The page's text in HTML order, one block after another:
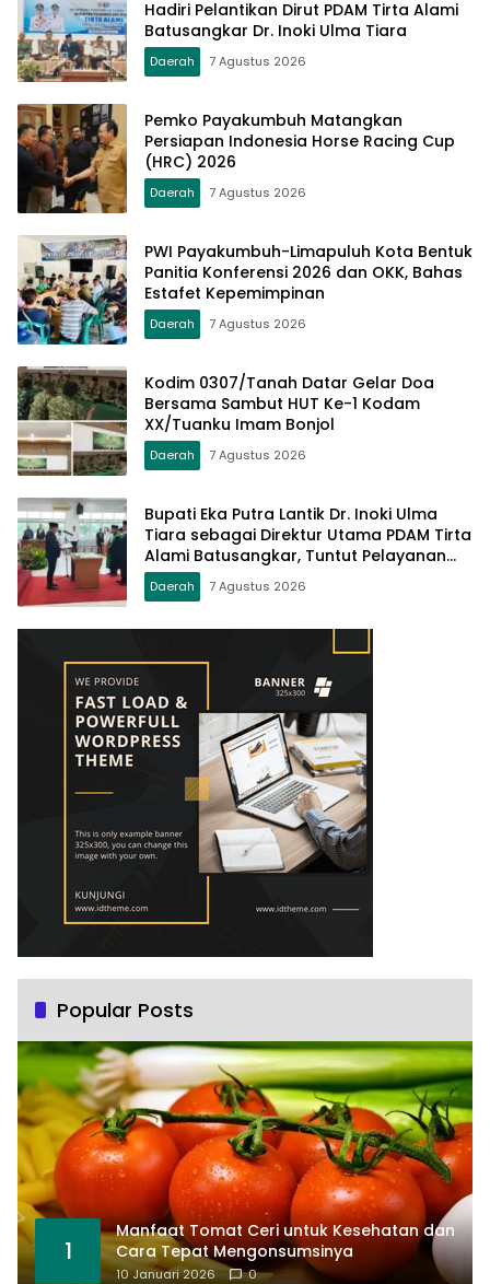
Hadiri Pelantikan Dirut PDAM Tirta Alami
Batusangkar Dr. Inoki Ulma Tiara
Daerah 7 Agustus 2026
Pemko Payakumbuh Matangkan
Persiapan Indonesia Horse Racing Cup
(HRC) 2026
Daerah 7 Agustus 2026
PWI Payakumbuh-Limapuluh Kota Bentuk
Panitia Konferensi 2026 dan OKK, Bahas
Estafet Kepemimpinan
Daerah 7 Agustus 2026
Kodim 0307/Tanah Datar Gelar Doa
Bersama Sambut HUT Ke-1 Kodam
XX/Tuanku Imam Bonjol
Daerah 7 Agustus 2026
Bupati Eka Putra Lantik Dr. Inoki Ulma
Tiara sebagai Direktur Utama PDAM Tirta
Alami Batusangkar, Tuntut Pelayanan
Prima dan Tata Kelola Profesional
Daerah 7 Agustus 2026
Popular Posts
1
Manfaat Tomat Ceri untuk Kesehatan dan
Cara Tepat Mengonsumsinya
10 Januari 2026 0